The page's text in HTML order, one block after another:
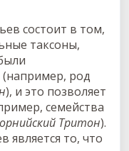
состоит в том,
таксоны,
род
), и это позволяет
семейства
Тритон).
является то, что